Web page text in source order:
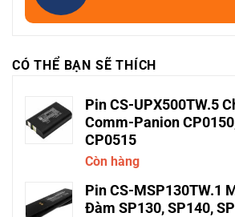
CÓ THỂ BẠN SẼ THÍCH
Pin CS-UPX500TW.5
Comm-Panion
CP0515
Còn hàng
Pin CS-MSP130TW.1
Đàm SP130, SP140,